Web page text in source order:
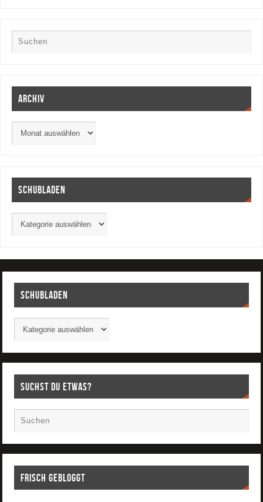
Archiv
Schubladen
Schubladen
Suchst Du etwas?
Frisch gebloggt